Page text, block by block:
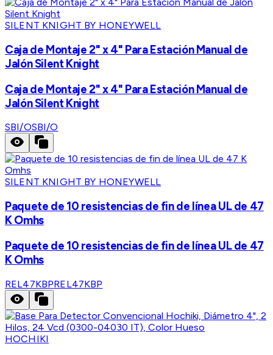
SILENT KNIGHT BY HONEYWELL
Caja de Montaje 2" x 4" Para Estación Manual de
Jalón Silent Knight
Caja de Montaje 2" x 4" Para Estación Manual de
Jalón Silent Knight
SBI/OSBI/O
SILENT KNIGHT BY HONEYWELL
Paquete de 10 resistencias de fin de línea UL de 47
K Omhs
Paquete de 10 resistencias de fin de línea UL de 47
K Omhs
REL47KBPREL47KBP
HOCHIKI